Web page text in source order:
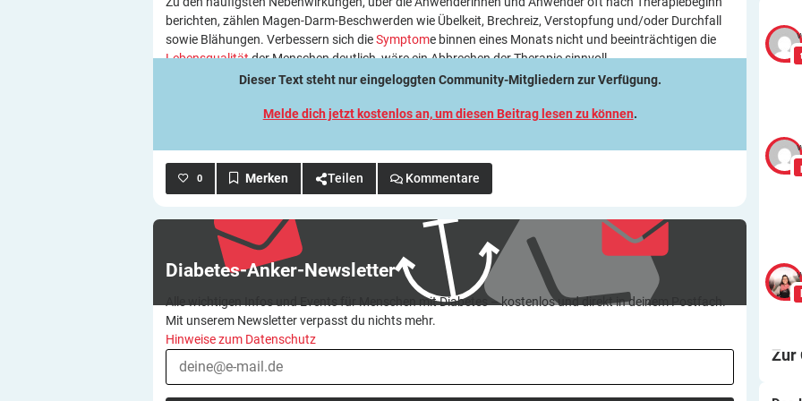
berichten, zählen Magen-Darm-Beschwerden wie Übelkeit, Brechreiz, Verstopfung und/oder Durchfall
sowie Blähungen. Verbessern sich dieSymptome binnen eines Monats nicht und beeinträchtigen die
Lebensqualitätder Menschen deutlich, wäre ein Abbrechen der Therapie sinnvoll.
Dieser Text steht nur eingeloggten Community-Mitgliedern zur Verfügung.
Melde dich jetzt kostenlos an, um diesen Beitrag lesen zu können.
0 Teilen Kommentare
Diabetes-Anker-Newsletter
Alle wichtigen Infos und Events für Menschen mit Diabetes – kostenlos und direkt in deinem Postfach.
Mit unserem Newsletter verpasst du nichts mehr.
Hinweise zum Datenschutz
Zur